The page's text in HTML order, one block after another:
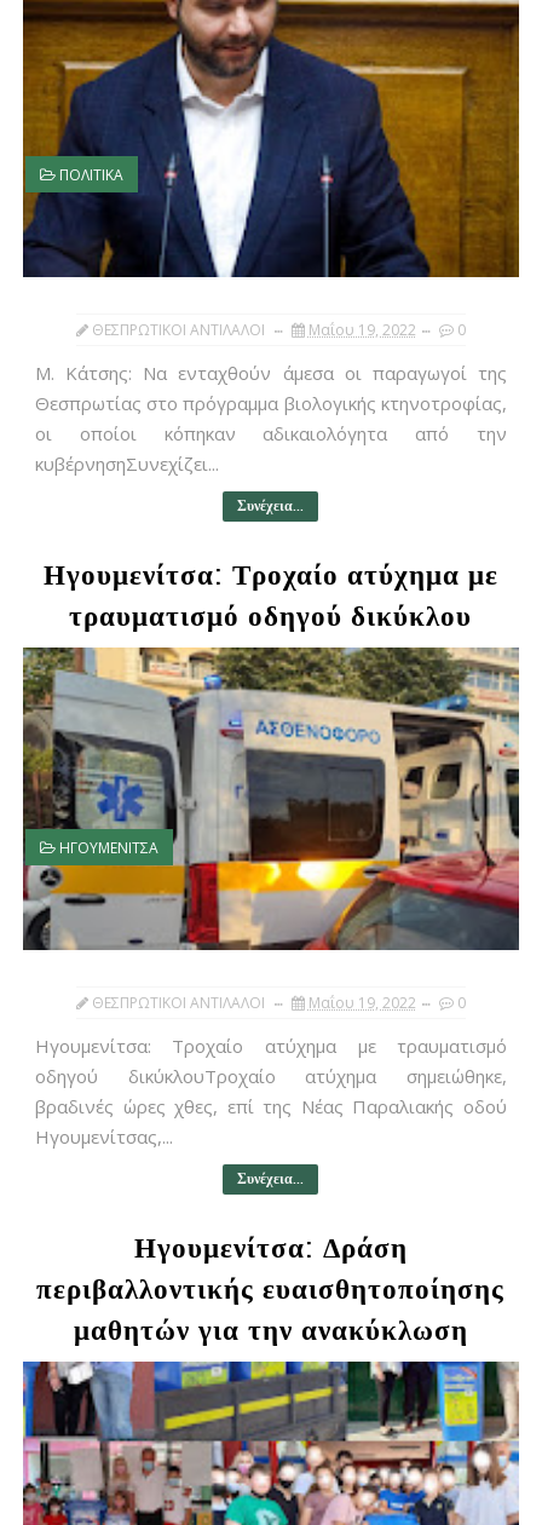
ΠΟΛΙΤΙΚΑ
ΘΕΣΠΡΩΤΙΚΟΙ ΑΝΤΙΛΑΛΟΙ Μαΐου 19, 2022 0
Μ. Κάτσης: Να ενταχθούν άμεσα οι παραγωγοί της
Θεσπρωτίας στο πρόγραμμα βιολογικής κτηνοτροφίας,
οι οποίοι κόπηκαν αδικαιολόγητα από την
κυβέρνησηΣυνεχίζει...
Συνέχεια...
Ηγουμενίτσα: Τροχαίο ατύχημα με
τραυματισμό οδηγού δικύκλου
ΗΓΟΥΜΕΝΙΤΣΑ
ΘΕΣΠΡΩΤΙΚΟΙ ΑΝΤΙΛΑΛΟΙ Μαΐου 19, 2022 0
Ηγουμενίτσα: Τροχαίο ατύχημα με τραυματισμό
οδηγού δικύκλουΤροχαίο ατύχημα σημειώθηκε,
βραδινές ώρες χθες, επί της Νέας Παραλιακής οδού
Ηγουμενίτσας,...
Συνέχεια...
Ηγουμενίτσα: Δράση
περιβαλλοντικής ευαισθητοποίησης
μαθητών για την ανακύκλωση